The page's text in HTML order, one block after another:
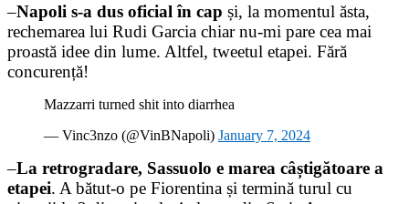
–Napoli s-a dus oficial în cap și, la momentul ăsta,
rechemarea lui Rudi Garcia chiar nu-mi pare cea mai
proastă idee din lume. Altfel, tweetul etapei. Fără
concurență!
Mazzarri turned shit into diarrhea
— Vinc3nzo (@VinBNapoli) January 7, 2024
–La retrogradare, Sassuolo e marea câștigătoare a
etapei. A bătut-o pe Fiorentina și termină turul cu